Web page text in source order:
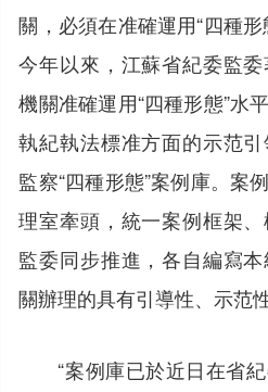
關，必須在准確運用“四種形
今年以來，江蘇省紀委監
機關准確運用“四種形態”水
執紀執法標准方面的示范
監察“四種形態”案例庫。案
理室牽頭，統一案例框架
監委同步推進，各自編寫
關辦理的具有引導性、示范
“案例庫已於近日在省